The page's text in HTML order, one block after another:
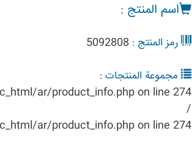
اسم المنتج :
رمز المنتج : 5092808
مجموعة المنتجات :
ar/product_info.php on line 274
/
ar/product_info.php on line 274